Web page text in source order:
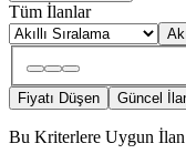
Tüm İlanlar
Fiyatı Düşen Güncel
Bu Kriterlere Uygun İlan